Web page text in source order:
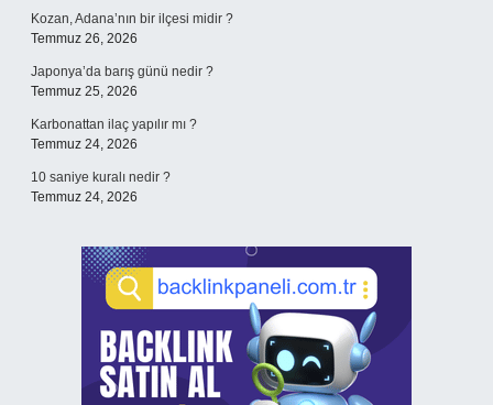
Kozan, Adana’nın bir ilçesi midir ?
Temmuz 26, 2026
Japonya’da barış günü nedir ?
Temmuz 25, 2026
Karbonattan ilaç yapılır mı ?
Temmuz 24, 2026
10 saniye kuralı nedir ?
Temmuz 24, 2026